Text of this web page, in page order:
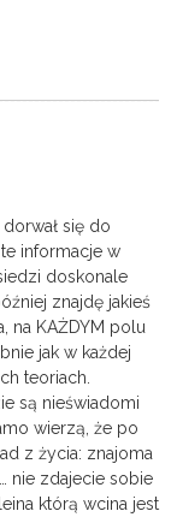
się do
informacje w
doskonale
znajdę jakieś
na KAŻDYM polu
jak w każdej
teoriach.
są nieświadomi
wierzą, że po
z życia: znajoma
nie zdajecie sobie
którą wcina jest